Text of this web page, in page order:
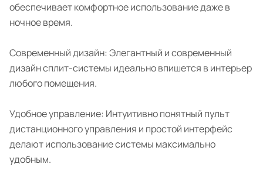
обеспечивает комфортное использование даже в
ночное время.
Современный дизайн: Элегантный и современный
дизайн сплит-системы идеально впишется в интерьер
любого помещения.
Удобное управление: Интуитивно понятный пульт
дистанционного управления и простой интерфейс
делают использование системы максимально
удобным.